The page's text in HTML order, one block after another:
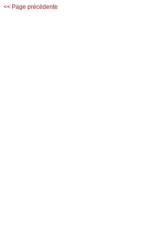
<< Page précédente